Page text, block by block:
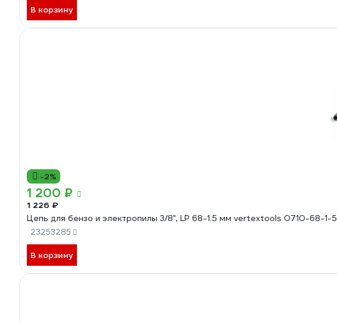
В корзину
-2%
1 200 ₽
1 226 ₽
Цепь для бензо и электропилы 3/8", LP 68-1.5 мм vertextools 0710-68-1-5
23253285
В корзину